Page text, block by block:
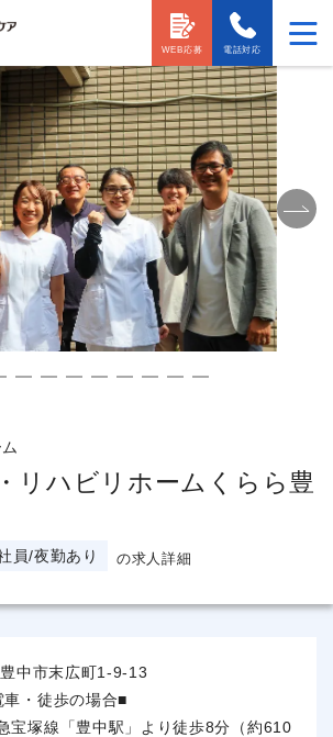
電話対応
WEB応募
員/夜勤あり の求人詳細
中市末広町1-9-13
車・徒歩の場合■
宝塚線「豊中駅」より徒歩8分（約610